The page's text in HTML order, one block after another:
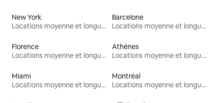
New York
Locations moyenne et longue durée
Barcelone
Locations moyenne et longue durée
Florence
Locations moyenne et longue durée
Athènes
Locations moyenne et longue durée
Miami
Locations moyenne et longue durée
Montréal
Locations moyenne et longue durée